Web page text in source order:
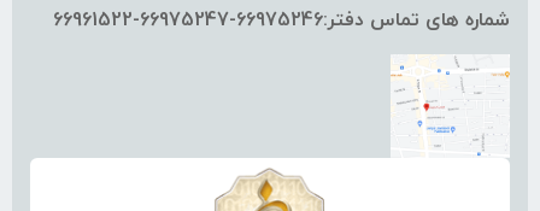
شماره های تماس دفتر:66975246-66975247-66961522